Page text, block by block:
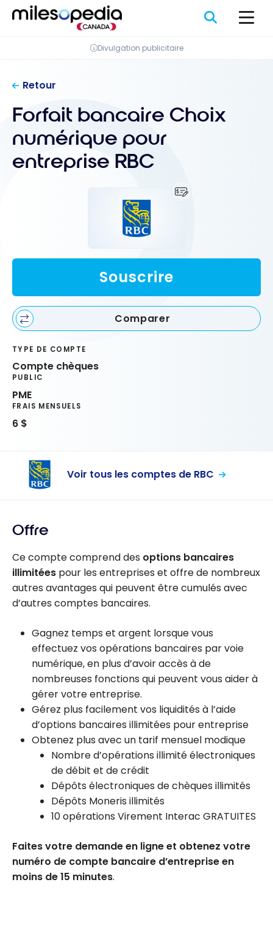
Panneau de gestion des cookies
Passer
Divulgation publicitaire
Retour
Forfait bancaire Choix
numérique pour
entreprise RBC
Souscrire
Comparer
TYPE DE COMPTE
Compte chèques
PUBLIC
PME
FRAIS MENSUELS
6 $
Voir tous les comptes de RBC
Offre
Ce compte comprend des options bancaires
illimitées pour les entreprises et offre de nombreux
autres avantages qui peuvent être cumulés avec
d’autres comptes bancaires.
Gagnez temps et argent lorsque vous
effectuez vos opérations bancaires par voie
numérique, en plus d’avoir accès à de
nombreuses fonctions qui peuvent vous aider à
gérer votre entreprise.
Gérez plus facilement vos liquidités à l’aide
d’options bancaires illimitées pour entreprise
Obtenez plus avec un tarif mensuel modique
Nombre d’opérations illimité électroniques
de débit et de crédit
Dépôts électroniques de chèques illimités
Dépôts Moneris illimités
10 opérations Virement Interac GRATUITES
Faites votre demande en ligne et obtenez votre
numéro de compte bancaire d’entreprise en
moins de 15 minutes.